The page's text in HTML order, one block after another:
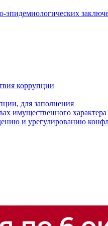
коррупции
для заполнения
имущественного характера
и урегулированию